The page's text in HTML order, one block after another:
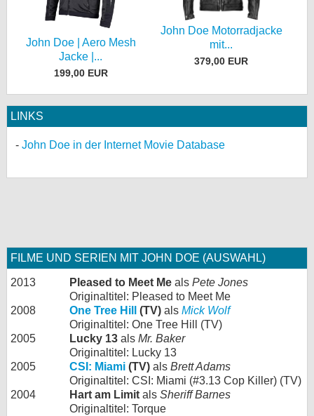
John Doe | Aero Mesh
Jacke |...
199,00 EUR
John Doe Motorradjacke
mit...
379,00 EUR
LINKS
John Doe in der Internet Movie Database
FILME UND SERIEN MIT JOHN DOE (AUSWAHL)
2013 Pleased to Meet Me als Pete Jones
Originaltitel: Pleased to Meet Me
2008
One Tree Hill (TV) als Mick Wolf
Originaltitel: One Tree Hill (TV)
2005
Lucky 13 als Mr. Baker
Originaltitel: Lucky 13
2005
CSI: Miami (TV) als Brett Adams
Originaltitel: CSI: Miami (#3.13 Cop Killer) (TV)
2004
Hart am Limit als Sheriff Barnes
Originaltitel: Torque